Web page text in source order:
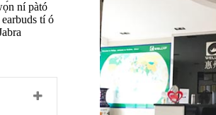
ní pàtó
tí ó